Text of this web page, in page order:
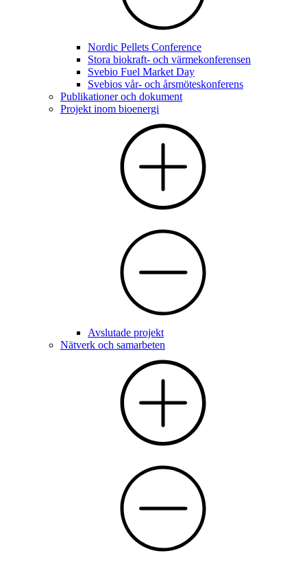
Nordic Pellets Conference
Stora biokraft- och värmekonferensen
Svebio Fuel Market Day
Svebios vår- och årsmöteskonferens
Publikationer och dokument
Projekt inom bioenergi
Avslutade projekt
Nätverk och samarbeten